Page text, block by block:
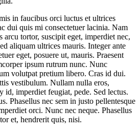
in faucibus orci luctus et ultrices
dui quis mi consectetuer lacinia. Nam
tortor, suscipit eget, imperdiet nec,
aliquam ultrices mauris. Integer ante
eget, posuere ut, mauris. Praesent
ipsum rutrum nunc. Nunc
volutpat pretium libero. Cras id dui.
vestibulum. Nullam nulla eros,
id, imperdiet feugiat, pede. Sed lectus.
Phasellus nec sem in justo pellentesque
orci. Nunc nec neque. Phasellus
et, hendrerit quis, nisi.